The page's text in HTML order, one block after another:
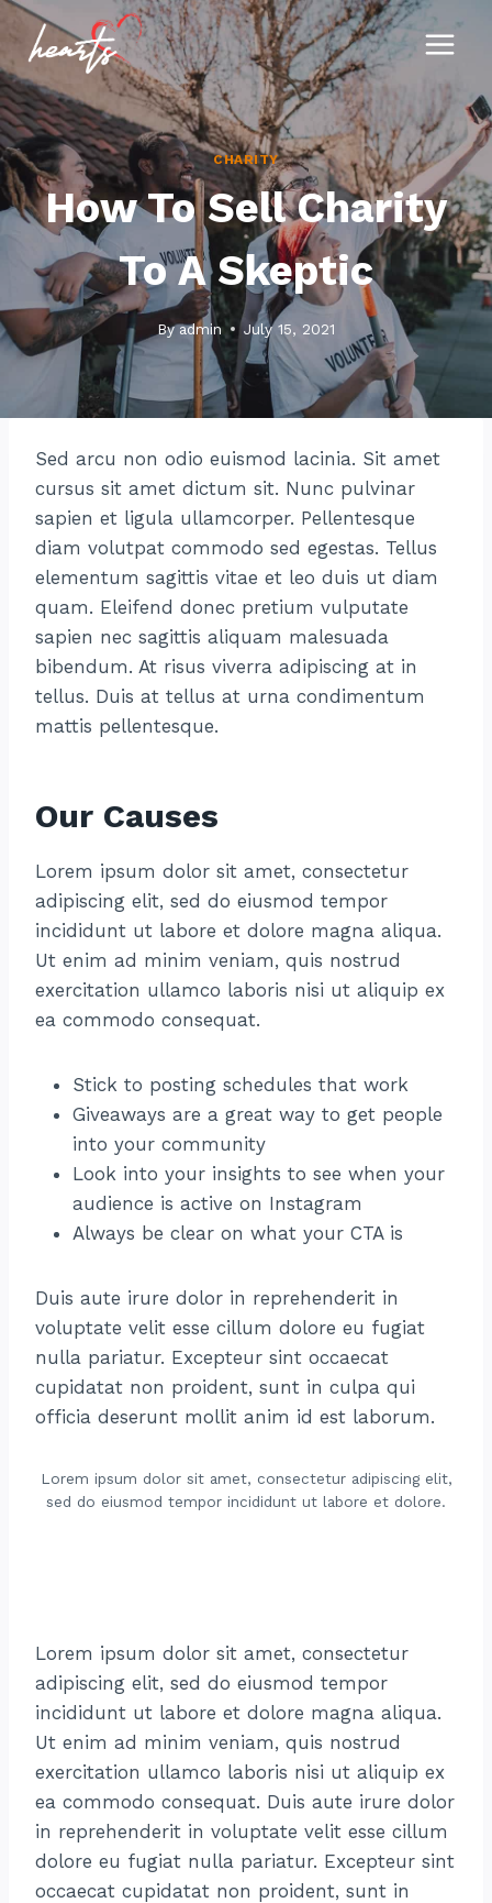
Skip
to
content
CHARITY
How To Sell Charity
To A Skeptic
Byadmin July 15, 2021
Sed arcu non odio euismod lacinia. Sit amet
cursus sit amet dictum sit. Nunc pulvinar
sapien et ligula ullamcorper. Pellentesque
diam volutpat commodo sed egestas. Tellus
elementum sagittis vitae et leo duis ut diam
quam. Eleifend donec pretium vulputate
sapien nec sagittis aliquam malesuada
bibendum. At risus viverra adipiscing at in
tellus. Duis at tellus at urna condimentum
mattis pellentesque.
Our Causes
Lorem ipsum dolor sit amet, consectetur
adipiscing elit, sed do eiusmod tempor
incididunt ut labore et dolore magna aliqua.
Ut enim ad minim veniam, quis nostrud
exercitation ullamco laboris nisi ut aliquip ex
ea commodo consequat.
Stick to posting schedules that work
Giveaways are a great way to get people
into your community
Look into your insights to see when your
audience is active on Instagram
Always be clear on what your CTA is
Duis aute irure dolor in reprehenderit in
voluptate velit esse cillum dolore eu fugiat
nulla pariatur. Excepteur sint occaecat
cupidatat non proident, sunt in culpa qui
officia deserunt mollit anim id est laborum.
Lorem ipsum dolor sit amet, consectetur adipiscing elit,
sed do eiusmod tempor incididunt ut labore et dolore.
Lorem ipsum dolor sit amet, consectetur
adipiscing elit, sed do eiusmod tempor
incididunt ut labore et dolore magna aliqua.
Ut enim ad minim veniam, quis nostrud
exercitation ullamco laboris nisi ut aliquip ex
ea commodo consequat. Duis aute irure dolor
in reprehenderit in voluptate velit esse cillum
dolore eu fugiat nulla pariatur. Excepteur sint
occaecat cupidatat non proident, sunt in